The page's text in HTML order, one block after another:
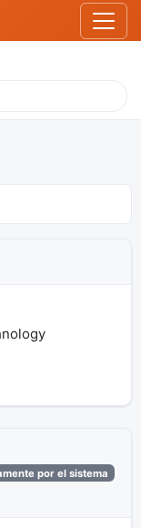
por el sistema